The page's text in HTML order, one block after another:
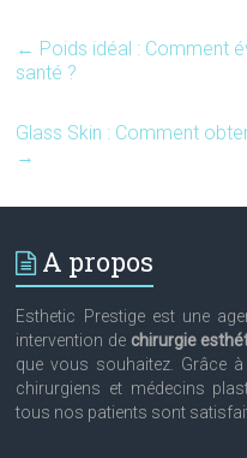
← Poids idéal : Comment
santé ?
Glass Skin : Comment
→
A propos
Esthetic Prestige est une
intervention de chirurgie
que vous souhaitez. Grâce
chirurgiens et médecins
tous nos patients sont